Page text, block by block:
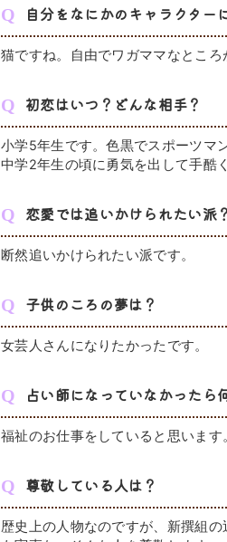
自分をなにかのキャラクター
猫ですね。自由でワガママなところ
初恋はいつ？どんな相手？
小学5年生です。色黒でスポーツマ
中学2年生の頃に勇気を出して手酷
恋愛では追いかけられたい派
断然追いかけられたい派です。
子供のころの夢は？
女芸人さんになりたかったです。
占い師になっていなかったら
福祉のお仕事をしていると思います
尊敬している人は？
歴史上の人物なのですが、新撰組